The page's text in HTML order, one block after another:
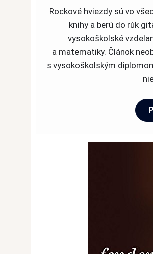
Rockové hviezdy sú vo
knihy a berú do rúk
vysokoškolské
a matematiky. Článok
s vysokoškolským